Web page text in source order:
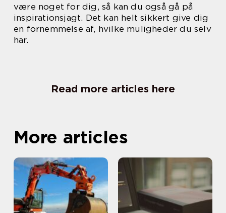
være noget for dig, så kan du også gå på
inspirationsjagt. Det kan helt sikkert give dig
en fornemmelse af, hvilke muligheder du selv
har.
Read more articles here
More articles